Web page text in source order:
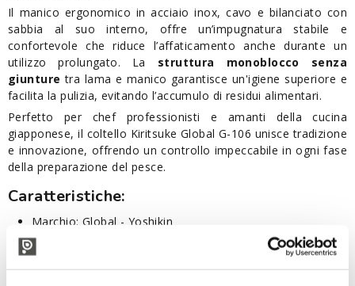
Il manico ergonomico in acciaio inox, cavo e bilanciato con
sabbia al suo interno, offre un’impugnatura stabile e
confortevole che riduce l’affaticamento anche durante un
utilizzo prolungato. La struttura monoblocco senza
giunture tra lama e manico garantisce un'igiene superiore e
facilita la pulizia, evitando l’accumulo di residui alimentari.
Perfetto per chef professionisti e amanti della cucina
giapponese, il coltello Kiritsuke Global G-106 unisce tradizione
e innovazione, offrendo un controllo impeccabile in ogni fase
della preparazione del pesce.
Caratteristiche:
Marchio: Global - Yoshikin
Serie: G
Modello: G-106
Categoria: cucina, multiuso